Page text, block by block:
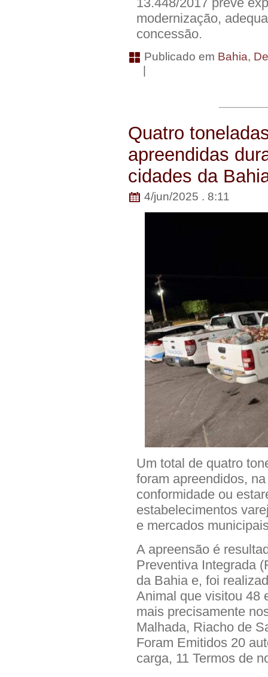
modernização,
concessão.
Publicado em Bahia,
|
Quatro
apreendidas
cidades da
4/jun/2025 . 8:11
Um total de quatro
foram apreendidos,
conformidade ou
estabelecimentos
e mercados
A apreensão é
Preventiva Integrada
da Bahia e, foi
Animal que visitou 48
mais precisamente
Malhada, Riacho de
Foram Emitidos 20
carga, 11 Termos de